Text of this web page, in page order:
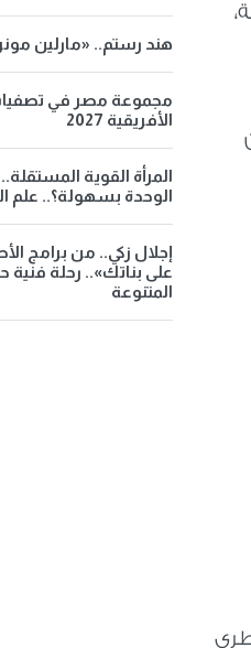
هند رستم.. «مارلين
مجموعة مصر في
الأفريقية 2027
المرأة القوية
الوحدة بسهولة؟.. علم
إجلال زكي.. من برامج
على بناتك».. رحلة فنية
المتنوعة